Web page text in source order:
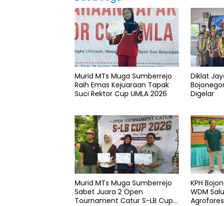
Murid MTs Muga Sumberrejo
Raih Emas Kejuaraan Tapak
Suci Rektor Cup UMLA 2026
Diklat
Digelar
Murid MTs Muga Sumberrejo
Sabet Juara 2 Open
Tournament Catur S-LB Cup
KPH
WDM